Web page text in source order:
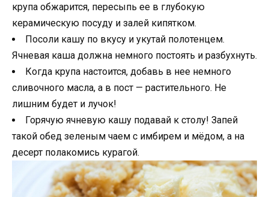
крупа обжарится, пересыпь ее в глубокую
керамическую посуду и залей кипятком.
Посоли кашу по вкусу и укутай полотенцем.
Ячневая каша должна немного постоять и разбухнуть.
Когда крупа настоится, добавь в нее немного
сливочного масла, а в пост — растительного. Не
лишним будет и лучок!
Горячую ячневую кашу подавай к столу! Запей
такой обед зеленым чаем с имбирем и мёдом, а на
десерт полакомись курагой.